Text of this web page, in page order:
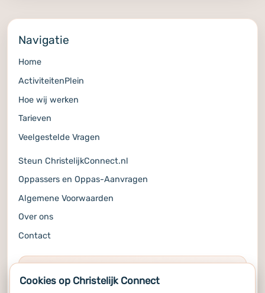
Navigatie
Home
ActiviteitenPlein
Hoe wij werken
Tarieven
Veelgestelde Vragen
Steun ChristelijkConnect.nl
Oppassers en Oppas-Aanvragen
Algemene Voorwaarden
Over ons
Contact
Volg ons op de socials voor alle updates
Cookies op Christelijk Connect